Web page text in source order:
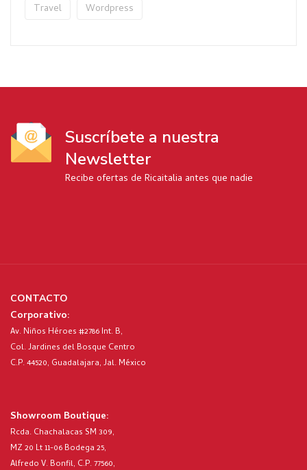
Travel Wordpress
Suscríbete a nuestra
Newsletter
Recibe ofertas de Ricaitalia antes que nadie
CONTACTO
Corporativo:
Av. Niños Héroes #2786 Int. B,
Col. Jardines del Bosque Centro
C.P. 44520, Guadalajara, Jal. México
Showroom Boutique:
Rcda. Chachalacas SM 309,
MZ 20 Lt 11-06 Bodega 25,
Alfredo V. Bonfil, C.P. 77560,